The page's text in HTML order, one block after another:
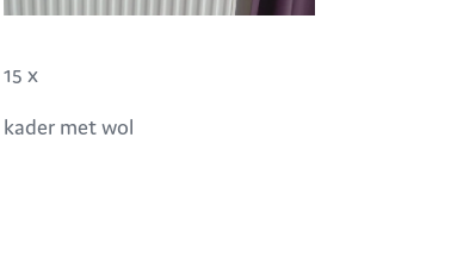
15 x
kader met wol